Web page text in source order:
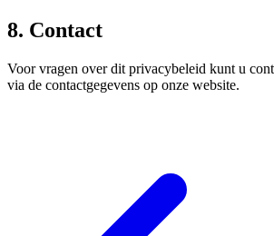
8. Contact
Voor vragen over dit privacybeleid kunt u
via de contactgegevens op onze website.